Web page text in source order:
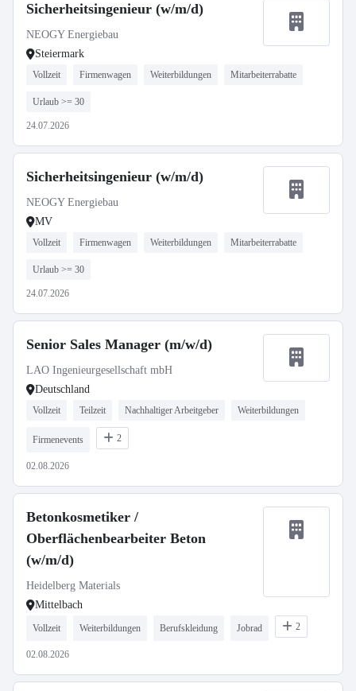
Sicherheitsingenieur (w/m/d)
NEOGY Energiebau
Steiermark
Vollzeit Firmenwagen Weiterbildungen Mitarbeiterrabatte
Urlaub >= 30
24.07.2026
Sicherheitsingenieur (w/m/d)
NEOGY Energiebau
MV
Vollzeit Firmenwagen Weiterbildungen Mitarbeiterrabatte
Urlaub >= 30
24.07.2026
Senior Sales Manager (m/w/d)
LAO Ingenieurgesellschaft mbH
Deutschland
Vollzeit Teilzeit Nachhaltiger Arbeitgeber Weiterbildungen
Firmenevents 2
02.08.2026
Betonkosmetiker /
Oberflächenbearbeiter Beton
(w/m/d)
Heidelberg Materials
Mittelbach
Vollzeit Weiterbildungen Berufskleidung Jobrad 2
02.08.2026